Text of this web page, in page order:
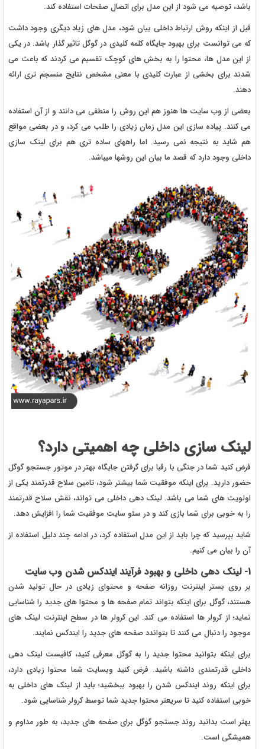
باشد، توصیه می شود از این مدل برای اتصال صفحات استفاده کند.
قبل از اینکه روش ارتباط داخلی بیان شود، مدل های زیاد دیگری وجود داشت
که می توانست برای بهبود جایگاه کلمه کلیدی در گوگل تاثیر گذار باشد. در یکی
از این مدل ها، محتوا را به بخش های کوچک تقسیم می کردند که باعث می
شدند برای بخشی از عبارت کلیدی با معنی مشخص نتایج منسجم تری ارائه
دهند.
بعضی از وب سایت ها هنوز هم این روش را منطقی می دانند و از آن استفاده
می کنند. پیاده سازی این مدل زمان زیادی را طلب می کرد، و در بعضی مواقع
هم شاید به نتیجه نمی رسید. اما راههای ساده تری هم برای لینک سازی
داخلی وجود دارد که قصد ما بیان این روشها میباشد.
لینک سازی داخلی چه اهمیتی دارد؟
فرض کنید شما در جنگی با رقبا برای گرفتن جایگاه بهتر در موتور جستجو گوگل
حضور دارید. برای اینکه موفقیت شما بیشتر شود، تامین سلاح قدرتمند یکی از
اولویت های شما می باشد. لینک دهی داخلی می تواند، نقش سلاح قدرتمند
را به خوبی برای شما بازی کند و در سئو سایت موفقیت شما را افزایش دهد.
شاید بپرسید که چرا باید از این مدل استفاده کرد، در ادامه چند دلیل استفاده از
آن را بیان می کنیم.
1- لینک دهی داخلی و بهبود فرآیند ایندکس شدن وب سایت
بر روی بستر اینترنت روزانه صفحه و محتوای زیادی در حال تولید شدن
هستند، گوگل برای اینکه بتواند تمام صفحه ها و محتوا های جدید را شناسایی
نماید؛ از کرولر ها استفاده می کند. این کرولر ها در سطح اینترنت لینک های
موجود را دنبال می کنند تا بتواندد صفحه های جدید را ایندکس نمایند.
برای اینکه بتوانید محتوا جدید را به گوگل معرفی کنید، کافیست لینک دهی
داخلی قدرتمندی داشته باشید. فرض کنید وبسایت شما محتوا زیادی دارد،
برای اینکه روند ایندکس شدن را بهبود ببخشید؛ باید از لینک های داخلی به
خوبی استفاده کنید تا سریعتر محتوا جدید شما توسط کرولر شناسایی شود.
بهتر است بدانید روند جستجو گوگل برای صفحه های جدید، به طور مداوم و
همیشگی است.